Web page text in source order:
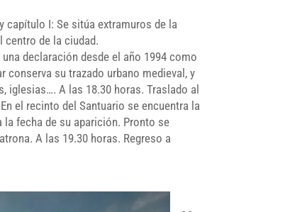
capítulo I: Se sitúa extramuros de la
centro de la ciudad.
declaración desde el año 1994 como
su trazado urbano medieval, y
A las 18.30 horas. Traslado al
el recinto del Santuario se encuentra la
fecha de su aparición. Pronto se
A las 19.30 horas. Regreso a